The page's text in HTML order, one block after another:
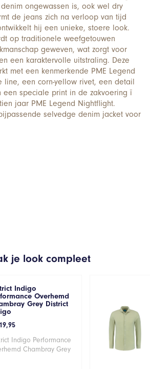
ongewassen is, ook wel dry
de jeans zich na verloop van tijd
hij een unieke, stoere look.
op traditionele weefgetouwen
geweven, wat zorgt voor
een karaktervolle uitstraling. Deze
met een kenmerkende PME Legend
line, een corn-yellow rivet, een detail
een speciale print in de zakvoering ï
jaar PME Legend Nightflight.
selvedge denim jacket voor
je look compleet
Indigo
Overhemd
Grey District
Indigo Performance
Chambray Grey